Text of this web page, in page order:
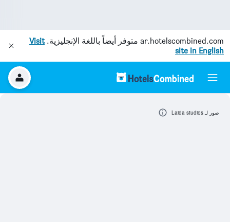
ar.hotelscombined.com متوفر أيضاً باللغة الإنجليزية.Visit
site in English
صور لـ Laida studios